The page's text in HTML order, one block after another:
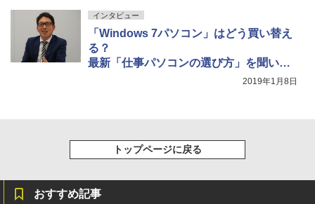
インタビュー
「Windows 7パソコン」はどう買い替え
る？
最新「仕事パソコンの選び方」を聞いて
2019年1月8日
トップページに戻る
おすすめ記事